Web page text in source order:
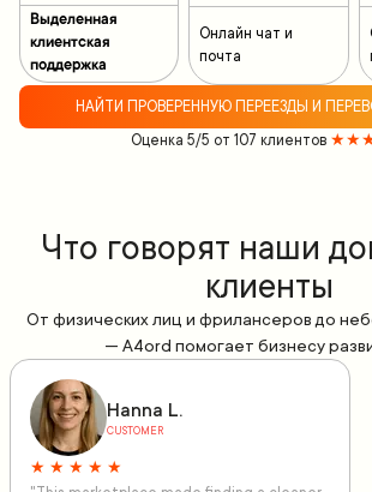
Выделенная
клиентская
поддержка
Онлайн чат и
почта
НАЙТИ ПРОВЕРЕННУЮ ПЕРЕЕЗДЫ И
Оценка 5/5 от 107 клиентов
Что говорят наши
клиенты
От физических лиц и фрилансеров до
— A4ord помогает бизнесу
Hanna L.
CUSTOMER
★ ★ ★ ★ ★